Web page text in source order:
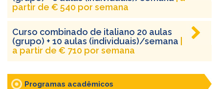
partir de € 540 por semana
Curso combinado de italiano 20 aulas
(grupo) + 10 aulas (individuais)/semana
a partir de € 710 por semana
Programas acadêmicos